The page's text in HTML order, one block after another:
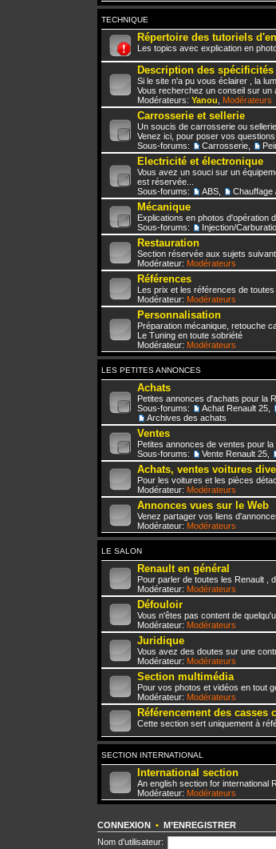
TECHNIQUE
Répertoire des tutoriels
Les topics avec explication en
Description des
Si le site n'a pu vous éclairer , la
Vous recherchez un conseil sur un
Modérateurs: Yanou Modérateurs
Carrosserie et sellerie
Un soucis de carrosserie ou
Venez ici, pour poser vos
Sous-forums:
Carrosserie
Electricité et électronique
Vous avez un souci sur un
est réservée...
Sous-forums:
ABS Chauffage
Mécanique
Explications en photos d'opération
Sous-forums:
Injection/
Restauration
Section réservée aux sujets suivant
Modérateur: Modérateurs
Références
Les prix et les références de
Modérateur: Modérateurs
Personnalisation
Préparation mécanique, retouche
Le Tuning en toute sobriété
Modérateur: Modérateurs
LES PETITES ANNONCES
Achats
Petites annonces d'achats pour la
Sous-forums:
Achat Renault 25
Archives des achats
Ventes
Petites annonces de ventes pour la
Sous-forums:
Vente Renault 25
Achats, ventes voitures
Pour les voitures et les pièces
Modérateur: Modérateurs
Annonces vues sur le Web
Venez partager vos liens
Modérateur: Modérateurs
LE SALON
Renault en général
Pour parler de toutes les Renault ,
Modérateur: Modérateurs
Défouloir
Vous n'êtes pas content de
Modérateur: Modérateurs
Juridique
Vous avez des doutes sur une
Modérateur: Modérateurs
Section multimédia
Pour vos photos et vidéos en tout
Modérateur: Modérateurs
Référencement des casses
Cette section sert uniquement à
SECTION INTERNATIONAL
International section
An english section for international
Modérateur: Modérateurs
CONNEXION • M’ENREGISTRER
Nom d’utilisateur: